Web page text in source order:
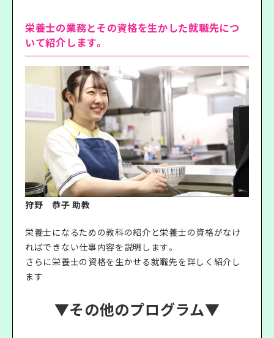
栄養士の業務とその資格を生かした就職先につ
いて紹介します。
狩野 恭子 助教
栄養士になるための教科の紹介と栄養士の資格がなけ
ればできない仕事内容を説明します。
さらに栄養士の資格を生かせる就職先を詳しく紹介し
ます
▼その他のプログラム▼